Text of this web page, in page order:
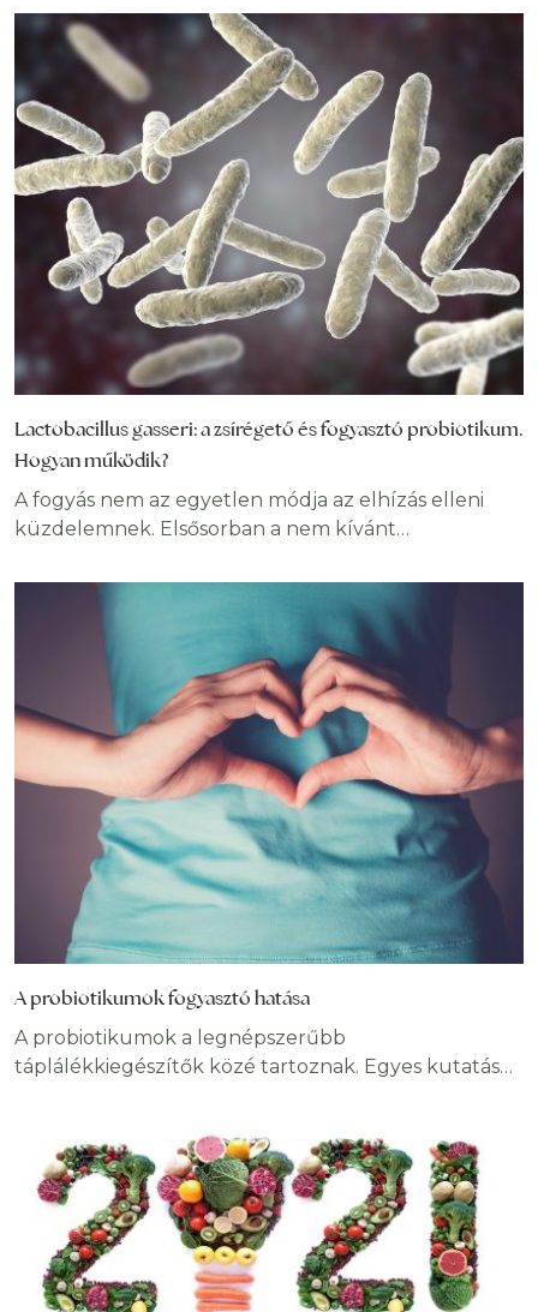
hosszabb ideig élhetünk? Nem valamiféle drága és
elérhetetlen dologra kell gondolni, mindezt a
rostban gazdag ételek fogyasztása nyújtja
számunkra. Mi az, ami megvéd a szívrohamtól és a
stroke-tól, segít megelőzni a súlygyarapodást,
stabilizálja a vércukor- és a
Lactobacillus gasseri: a zsírégető és fogyasztó probiotikum.
Hogyan működik?
A fogyás nem az egyetlen módja az elhízás elleni
küzdelemnek. Elsősorban a nem kívánt
legcélravezetőbb az elhízás elkerülése
szempontjából. Úgy tűnik, egyes probiotikus törzsek,
mint a Lactobacillus gasseri, megakadályozhatják,
hogy pluszkilókat szedjük fel magukra. Az elmúlt
években a Lactobacillus gasseri probiotikum nagy
népszerűségre és figyelemre tett szert. Elsősorban a
fogyást elősegítő tulajdonsága
A probiotikumok fogyasztó hatása
A probiotikumok a legnépszerűbb
táplálékkiegészítők közé tartoznak. Egyes kutatások
növekszik, és ezek kiváltó okai közül az elhízás az
elsődleges, áttörést jelenthet a túlsúly jótékony
bélbaktériumokkal történő kezelése vagy
megelőzése. A táplálkozási, életmódbeli és genetikai
tényezők mellett felvetődött, hogy az elhízás a
bélflóra nem